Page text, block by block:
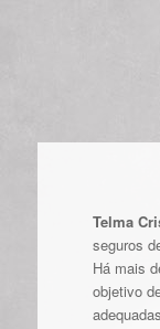
Telma
seguros
Há mais
objetivo